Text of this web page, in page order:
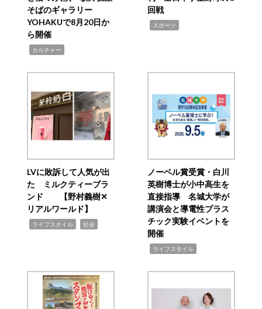
そばのギャラリー
YOHAKUで8月20日か
ら開催
カルチャー
回戦
スポーツ
LVに敗訴して人気が出
た ミルクティーブラ
ンド 【野村義樹✕
リアルワールド】
ライフスタイル 社会
ノーベル賞受賞・白川
英樹博士が小中高生を
直接指導 名城大学が
講演会と導電性プラス
チック実験イベントを
開催
ライフスタイル